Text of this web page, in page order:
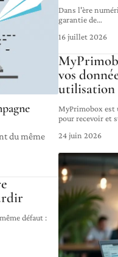
du même
défaut :
Dans l'ère
garantie de…
16 juillet 2026
vos
utilisation
MyPrimobox est
pour recevoir et
24 juin 2026